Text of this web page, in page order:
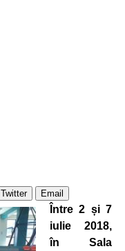
Twitter Email
Între 2 și 7
iulie 2018,
în Sala